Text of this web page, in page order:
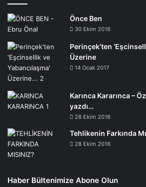
Önce Ben
30 Ekim 2016
Perinçek’ten
Üzerine
14 Ocak 2017
Karınca Kararınca –
yazdı…
28 Ekim 2016
Tehlikenin Farkında
28 Ekim 2016
Haber Bültenimize Abone Olun